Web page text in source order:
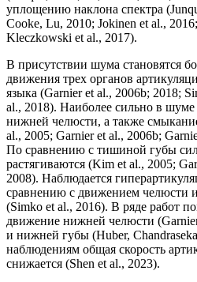
уплощению наклона спектра
Cooke, Lu, 2010; Jokinen et al.,
Kleczkowski et al., 2017).
В присутствии шума становятся
движения трех органов
языка (Garnier et al., 2006b; 2018;
al., 2018). Наиболее сильно в
нижней челюсти, а также
al., 2005; Garnier et al., 2006b;
По сравнению с тишиной губы
растягиваются (Kim et al., 2005;
2008). Наблюдается
сравнению с движением челюсти
(Simko et al., 2016). В ряде работ
движение нижней челюсти
и нижней губы (Huber,
наблюдениям общая скорость
снижается (Shen et al., 2023).